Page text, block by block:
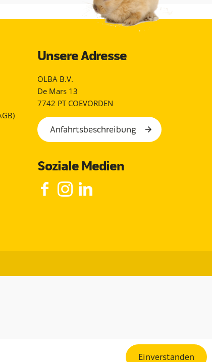
Unsere Adresse
OLBA B.V.
De Mars 13
7742 PT COEVORDEN
Anfahrtsbeschreibung
Soziale Medien
Einverstanden